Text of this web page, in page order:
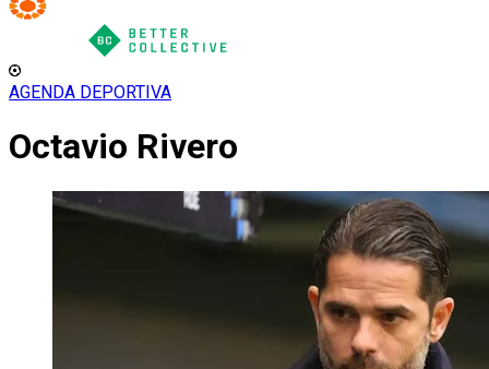
AGENDA DEPORTIVA
Octavio Rivero